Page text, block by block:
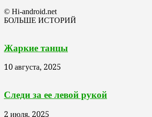
© Hi-android.net
БОЛЬШЕ ИСТОРИЙ
Жаркие танцы
10 августа, 2025
Следи за ее левой рукой
2 июля, 2025